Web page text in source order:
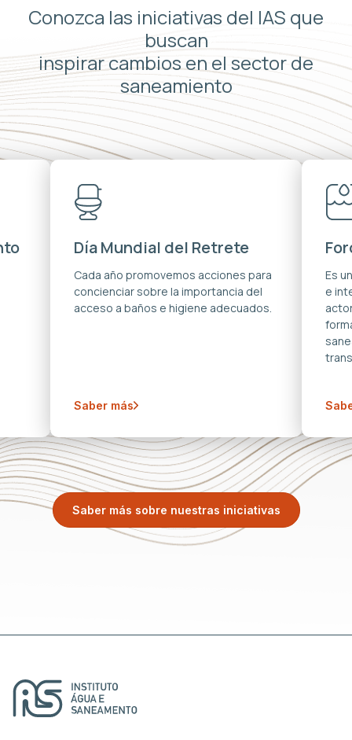
Conozca las iniciativas del IAS que
buscan
inspirar cambios en el sector de
saneamiento
Día Mundial del Retrete
Cada año promovemos acciones para
concienciar sobre la importancia del
acceso a baños e higiene adecuados.
Saber más
Es
e
Saber más sobre nuestras iniciativas